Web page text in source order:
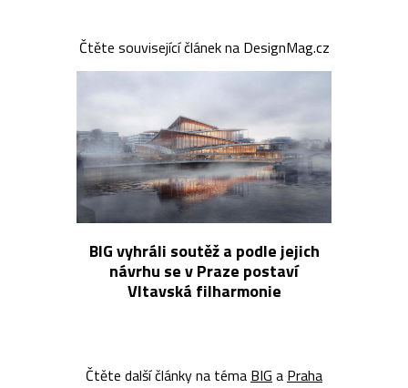
Čtěte související článek na DesignMag.cz
BIG vyhráli soutěž a podle jejich
návrhu se v Praze postaví
Vltavská filharmonie
Čtěte další články na téma BIG a Praha